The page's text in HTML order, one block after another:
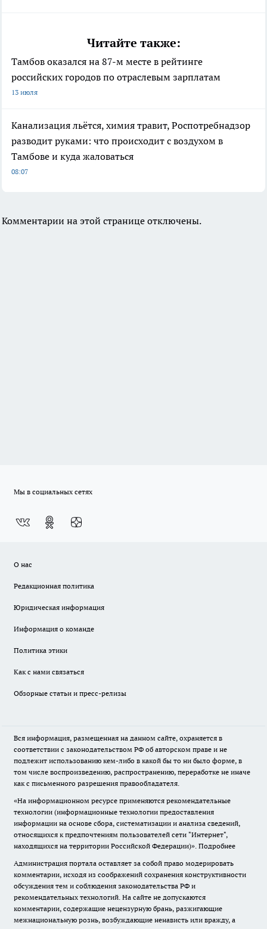
Читайте также:
Тамбов оказался на 87-м месте в рейтинге
российских городов по отраслевым зарплатам
13 июля
Канализация льётся, химия травит, Роспотребнадзор
разводит руками: что происходит с воздухом в
Тамбове и куда жаловаться
08:07
Комментарии на этой странице отключены.
Мы в социальных сетях
О нас
Редакционная политика
Юридическая информация
Информация о команде
Политика этики
Как с нами связаться
Обзорные статьи и пресс-релизы
Вся информация, размещенная на данном сайте, охраняется в
соответствии с законодательством РФ об авторском праве и не
подлежит использованию кем-либо в какой бы то ни было форме, в
том числе воспроизведению, распространению, переработке не иначе
как с письменного разрешения правообладателя.
«На информационном ресурсе применяются рекомендательные
технологии (информационные технологии предоставления
информации на основе сбора, систематизации и анализа сведений,
относящихся к предпочтениям пользователей сети "Интернет",
находящихся на территории Российской Федерации)». Подробнее
Администрация портала оставляет за собой право модерировать
комментарии, исходя из соображений сохранения конструктивности
обсуждения тем и соблюдения законодательства РФ и
рекомендательных технологий. На сайте не допускаются
комментарии, содержащие нецензурную брань, разжигающие
межнациональную рознь, возбуждающие ненависть или вражду, а